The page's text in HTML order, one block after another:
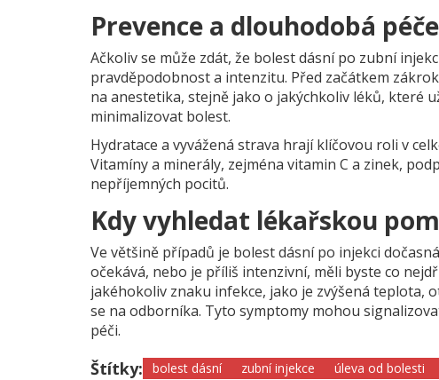
Prevence a dlouhodobá péče
Ačkoliv se může zdát, že bolest dásní po zubní
pravděpodobnost a intenzitu. Před začátkem
na anestetika, stejně jako o jakýchkoliv léků, které
minimalizovat bolest.
Hydratace a vyvážená strava hrají klíčovou roli v
Vitamíny a minerály, zejména vitamin C a zinek,
nepříjemných pocitů.
Kdy vyhledat lékařskou
Ve většině případů je bolest dásní po injekci
očekává, nebo je příliš intenzivní, měli byste co
jakéhokoliv znaku infekce, jako je zvýšená
se na odborníka. Tyto symptomy mohou
péči.
Štítky: bolest dásní zubní injekce úleva od bolesti